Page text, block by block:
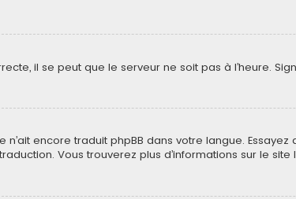
il se peut que le serveur ne soit pas à l’heure.
encore traduit phpBB dans votre langue.
Vous trouverez plus d’informations sur le site